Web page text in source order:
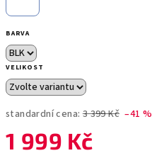
BARVA
VELIKOST
standardní cena: 3 399 Kč –41 %
1 999 Kč